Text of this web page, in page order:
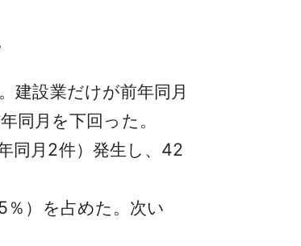
建設業だけが前年同月
同月を下回った。
同月2件）発生し、42
）を占めた。次い